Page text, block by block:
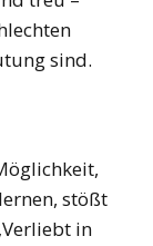
sind.
stößt
in